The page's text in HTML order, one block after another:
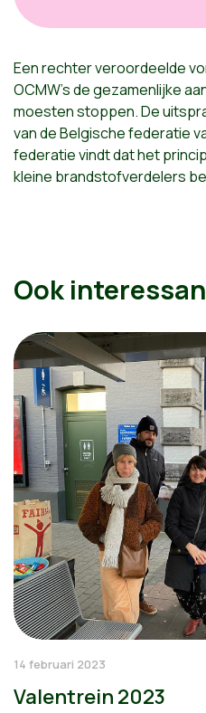
Een rechter veroordeelde
OCMW's de gezamenlijke
moesten stoppen. De
van de Belgische federatie
federatie vindt dat het
kleine brandstofverdelers
Ook
14 februari 2023
Valentrein 2023